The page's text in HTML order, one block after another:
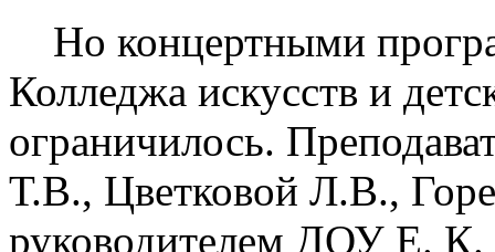
Но концертными
Колледжа искусств и
ограничилось.
Т.В., Цветковой Л.В.,
руководителем ДОУ Е. К.